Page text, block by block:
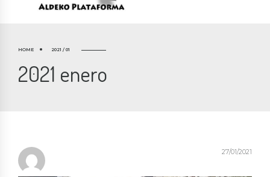
HOME 2021 / 01
2021 enero
27/01/2021